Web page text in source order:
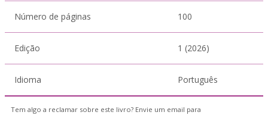
Número de páginas 100
Edição 1 (2026)
Idioma Português
Tem algo a reclamar sobre este livro? Envie um email para